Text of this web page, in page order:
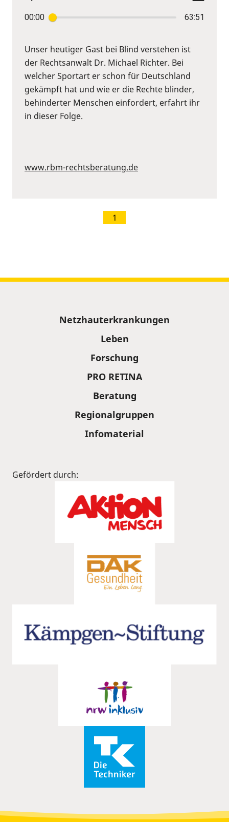
00:00 63:51
Unser heutiger Gast bei Blind verstehen ist
der Rechtsanwalt Dr. Michael Richter. Bei
welcher Sportart er schon für Deutschland
gekämpft hat und wie er die Rechte blinder,
behinderter Menschen einfordert, erfahrt ihr
in dieser Folge.
www.rbm-rechtsberatung.de
1
Netzhauterkrankungen
Leben
Forschung
PRO RETINA
Beratung
Regionalgruppen
Infomaterial
Gefördert durch: